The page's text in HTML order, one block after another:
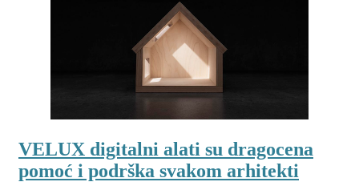
VELUX digitalni alati su dragocena
pomoć i podrška svakom arhitekti